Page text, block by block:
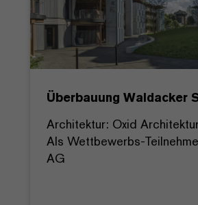
Überbauung Waldacker
Architektur: Oxid
Als Wettbewerbs-
AG